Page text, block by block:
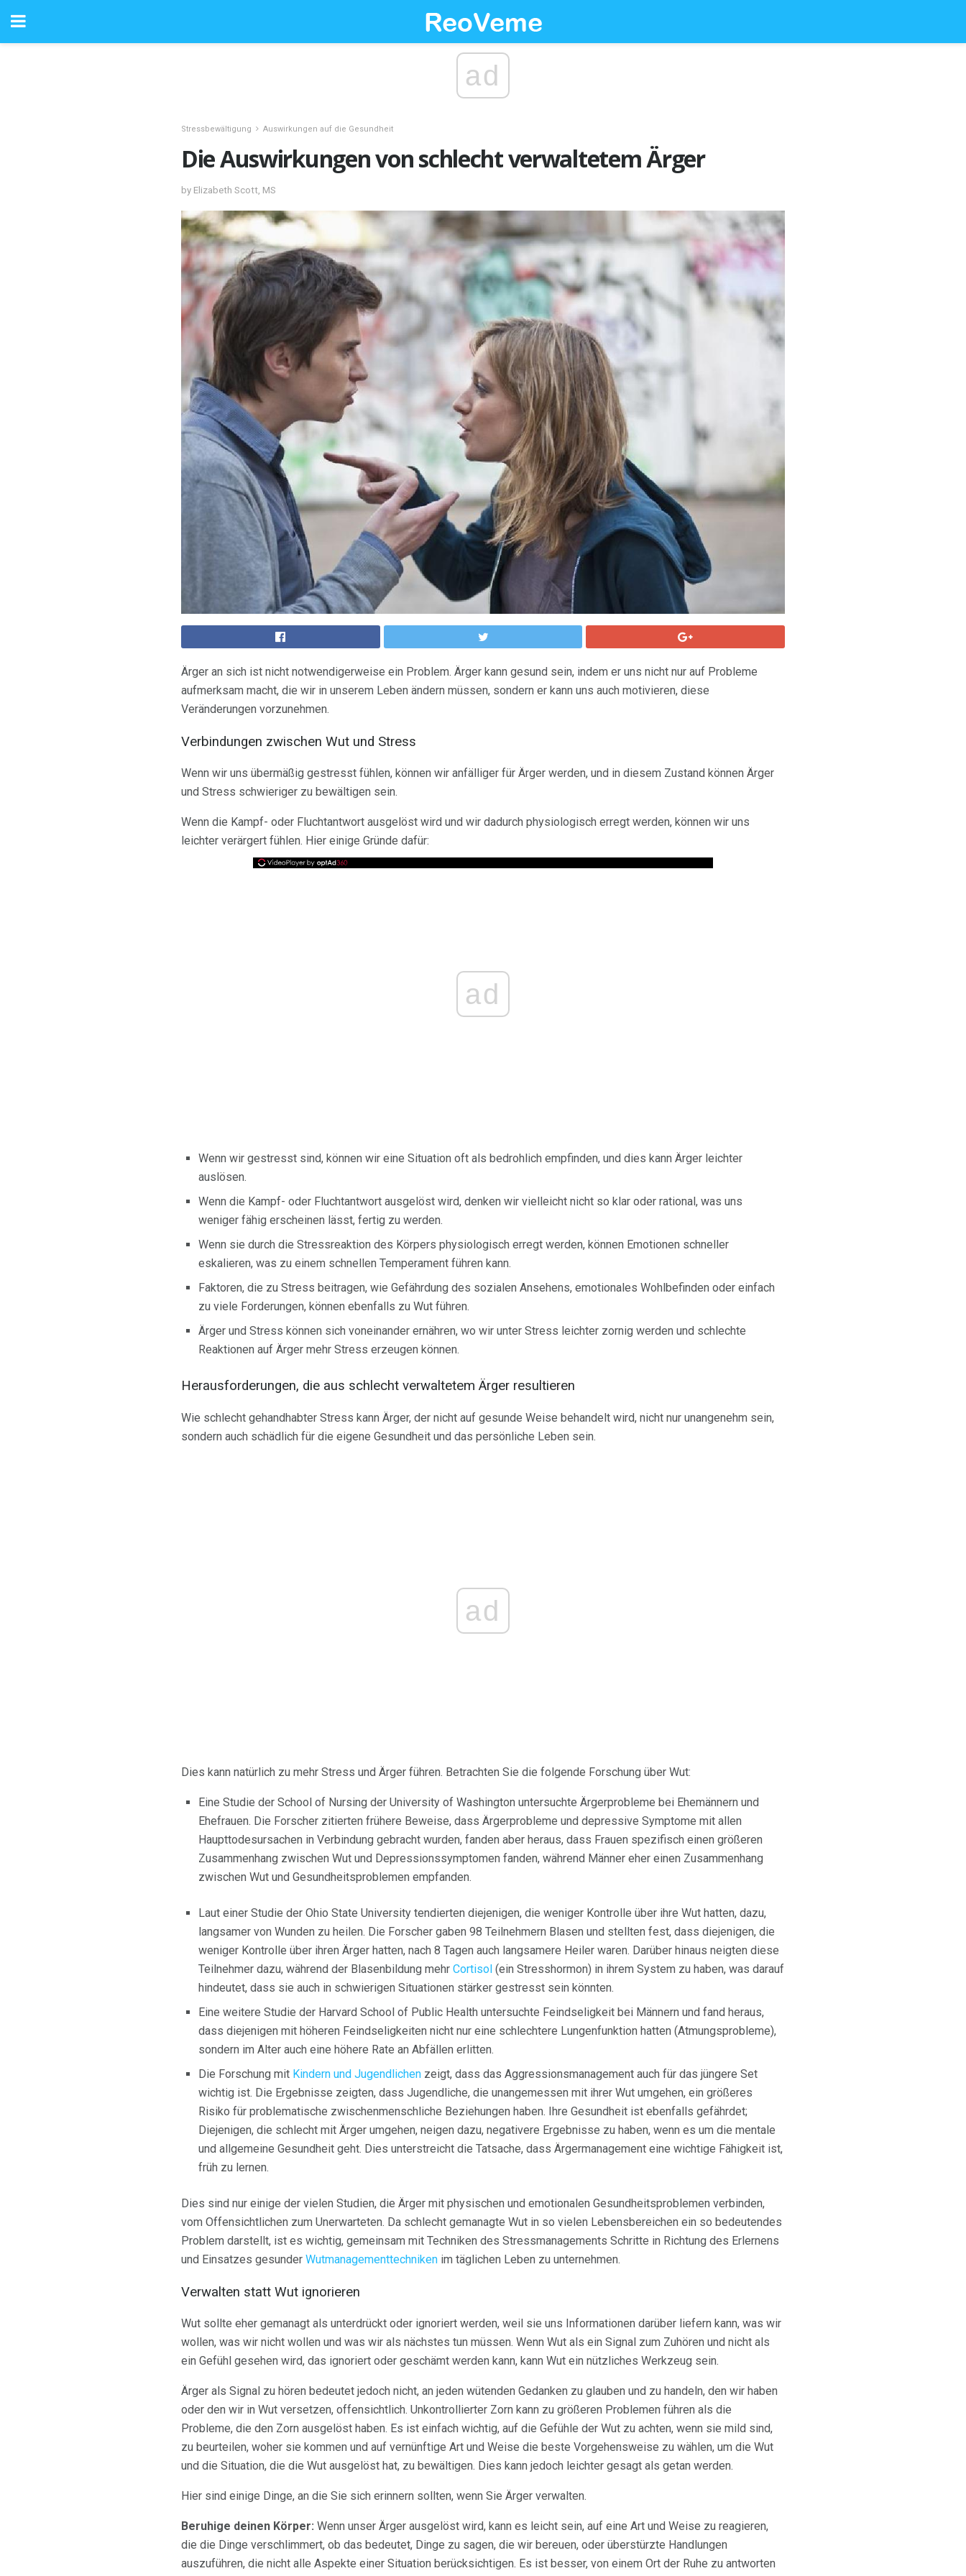
ad
Stressbewältigung Auswirkungen auf die Gesundheit
Die Auswirkungen von schlecht verwaltetem Ärger
by Elizabeth Scott, MS
Ärger an sich ist nicht notwendigerweise ein Problem. Ärger kann gesund sein, indem er uns nicht nur auf Probleme
aufmerksam macht, die wir in unserem Leben ändern müssen, sondern er kann uns auch motivieren, diese
Veränderungen vorzunehmen.
Verbindungen zwischen Wut und Stress
Wenn wir uns übermäßig gestresst fühlen, können wir anfälliger für Ärger werden, und in diesem Zustand können Ärger
und Stress schwieriger zu bewältigen sein.
Wenn die Kampf- oder Fluchtantwort ausgelöst wird und wir dadurch physiologisch erregt werden, können wir uns
leichter verärgert fühlen. Hier einige Gründe dafür:
ad
Wenn wir gestresst sind, können wir eine Situation oft als bedrohlich empfinden, und dies kann Ärger leichter
auslösen.
Wenn die Kampf- oder Fluchtantwort ausgelöst wird, denken wir vielleicht nicht so klar oder rational, was uns
weniger fähig erscheinen lässt, fertig zu werden.
Wenn sie durch die Stressreaktion des Körpers physiologisch erregt werden, können Emotionen schneller
eskalieren, was zu einem schnellen Temperament führen kann.
Faktoren, die zu Stress beitragen, wie Gefährdung des sozialen Ansehens, emotionales Wohlbefinden oder einfach
zu viele Forderungen, können ebenfalls zu Wut führen.
Ärger und Stress können sich voneinander ernähren, wo wir unter Stress leichter zornig werden und schlechte
Reaktionen auf Ärger mehr Stress erzeugen können.
Herausforderungen, die aus schlecht verwaltetem Ärger resultieren
Wie schlecht gehandhabter Stress kann Ärger, der nicht auf gesunde Weise behandelt wird, nicht nur unangenehm sein,
sondern auch schädlich für die eigene Gesundheit und das persönliche Leben sein.
ad
Dies kann natürlich zu mehr Stress und Ärger führen. Betrachten Sie die folgende Forschung über Wut:
Eine Studie der School of Nursing der University of Washington untersuchte Ärgerprobleme bei Ehemännern und
Ehefrauen. Die Forscher zitierten frühere Beweise, dass Ärgerprobleme und depressive Symptome mit allen
Haupttodesursachen in Verbindung gebracht wurden, fanden aber heraus, dass Frauen spezifisch einen größeren
Zusammenhang zwischen Wut und Depressionssymptomen fanden, während Männer eher einen Zusammenhang
zwischen Wut und Gesundheitsproblemen empfanden.
Laut einer Studie der Ohio State University tendierten diejenigen, die weniger Kontrolle über ihre Wut hatten, dazu,
langsamer von Wunden zu heilen. Die Forscher gaben 98 Teilnehmern Blasen und stellten fest, dass diejenigen, die
weniger Kontrolle über ihren Ärger hatten, nach 8 Tagen auch langsamere Heiler waren. Darüber hinaus neigten diese
Teilnehmer dazu, während der Blasenbildung mehr Cortisol (ein Stresshormon) in ihrem System zu haben, was darauf
hindeutet, dass sie auch in schwierigen Situationen stärker gestresst sein könnten.
Eine weitere Studie der Harvard School of Public Health untersuchte Feindseligkeit bei Männern und fand heraus,
dass diejenigen mit höheren Feindseligkeiten nicht nur eine schlechtere Lungenfunktion hatten (Atmungsprobleme),
sondern im Alter auch eine höhere Rate an Abfällen erlitten.
Die Forschung mit Kindern und Jugendlichen zeigt, dass das Aggressionsmanagement auch für das jüngere Set
wichtig ist. Die Ergebnisse zeigten, dass Jugendliche, die unangemessen mit ihrer Wut umgehen, ein größeres
Risiko für problematische zwischenmenschliche Beziehungen haben. Ihre Gesundheit ist ebenfalls gefährdet;
Diejenigen, die schlecht mit Ärger umgehen, neigen dazu, negativere Ergebnisse zu haben, wenn es um die mentale
und allgemeine Gesundheit geht. Dies unterstreicht die Tatsache, dass Ärgermanagement eine wichtige Fähigkeit ist,
früh zu lernen.
Dies sind nur einige der vielen Studien, die Ärger mit physischen und emotionalen Gesundheitsproblemen verbinden,
vom Offensichtlichen zum Unerwarteten. Da schlecht gemanagte Wut in so vielen Lebensbereichen ein so bedeutendes
Problem darstellt, ist es wichtig, gemeinsam mit Techniken des Stressmanagements Schritte in Richtung des Erlernens
und Einsatzes gesunder Wutmanagementtechniken im täglichen Leben zu unternehmen.
Verwalten statt Wut ignorieren
Wut sollte eher gemanagt als unterdrückt oder ignoriert werden, weil sie uns Informationen darüber liefern kann, was wir
wollen, was wir nicht wollen und was wir als nächstes tun müssen. Wenn Wut als ein Signal zum Zuhören und nicht als
ein Gefühl gesehen wird, das ignoriert oder geschämt werden kann, kann Wut ein nützliches Werkzeug sein.
Ärger als Signal zu hören bedeutet jedoch nicht, an jeden wütenden Gedanken zu glauben und zu handeln, den wir haben
oder den wir in Wut versetzen, offensichtlich. Unkontrollierter Zorn kann zu größeren Problemen führen als die
Probleme, die den Zorn ausgelöst haben. Es ist einfach wichtig, auf die Gefühle der Wut zu achten, wenn sie mild sind,
zu beurteilen, woher sie kommen und auf vernünftige Art und Weise die beste Vorgehensweise zu wählen, um die Wut
und die Situation, die die Wut ausgelöst hat, zu bewältigen. Dies kann jedoch leichter gesagt als getan werden.
Hier sind einige Dinge, an die Sie sich erinnern sollten, wenn Sie Ärger verwalten.
Beruhige deinen Körper: Wenn unser Ärger ausgelöst wird, kann es leicht sein, auf eine Art und Weise zu reagieren,
die die Dinge verschlimmert, ob das bedeutet, Dinge zu sagen, die wir bereuen, oder überstürzte Handlungen
auszuführen, die nicht alle Aspekte einer Situation berücksichtigen. Es ist besser, von einem Ort der Ruhe zu antworten